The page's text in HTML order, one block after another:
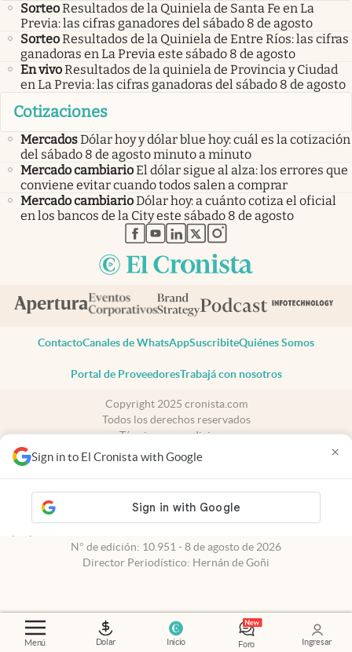
Menú Dolar Inicio Foro Ingresar
Sign in to El Cronista with Google ×
SorteoResultados de la Quiniela de Santa Fe en La
Previa: las cifras ganadores del sábado 8 de agosto
SorteoResultados de la Quiniela de Entre Ríos: las cifras
ganadoras en La Previa este sábado 8 de agosto
En vivoResultados de la quiniela de Provincia y Ciudad
en La Previa: las cifras ganadoras del sábado 8 de agosto
Cotizaciones
MercadosDólar hoy y dólar blue hoy: cuál es la cotización
del sábado 8 de agosto minuto a minuto
Mercado cambiarioEl dólar sigue al alza: los errores que
conviene evitar cuando todos salen a comprar
Mercado cambiarioDólar hoy: a cuánto cotiza el oficial
en los bancos de la City este sábado 8 de agosto
abre en nueva pestaña
abre en nueva pestaña
abre en nueva pestaña
abre en nueva pestaña
abre en nueva pestaña
ContactoCanales de WhatsAppSuscribiteQuiénes Somos
Portal de ProveedoresTrabajá con nosotros
Copyright 2025 cronista.com
Todos los derechos reservados
Términos y condiciones
Privacidad
Consentimiento
cronista.com
es propiedad de El Cronista Comercial S.A Registro de
N° de edición: 10.951 - 8 de agosto de 2026
Director Periodístico: Hernán de Goñi